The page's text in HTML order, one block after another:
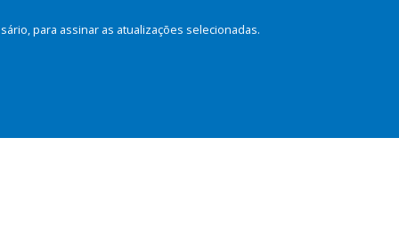
para assinar as atualizações selecionadas.